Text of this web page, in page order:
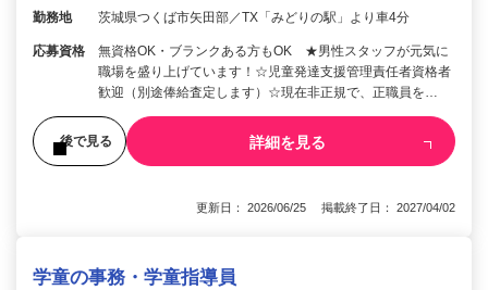
勤務地 茨城県つくば市矢田部／TX「みどりの駅」より車4分
応募資格
無資格OK・ブランクある方もOK ★男性スタッフが元気に
職場を盛り上げています！☆児童発達支援管理責任者資格者
歓迎（別途俸給査定します）☆現在非正規で、正職員を…
後で見る 詳細を見る
更新日： 2026/06/25 掲載終了日： 2027/04/02
学童の事務・学童指導員